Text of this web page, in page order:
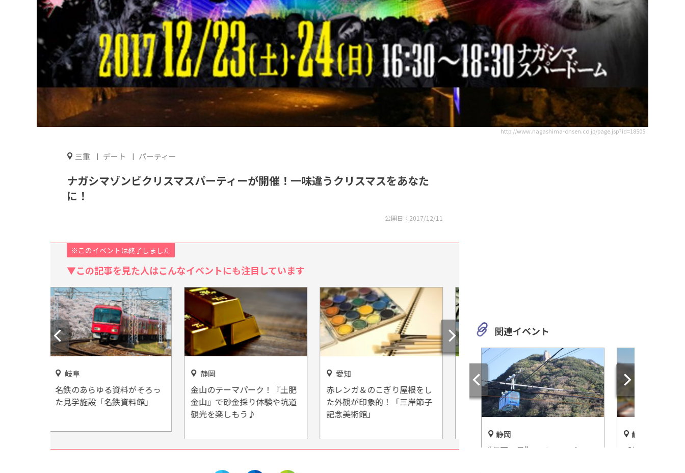
http://www.nagashima-onsen.co.jp/page.jsp?id=18505
三重 デート パーティー
ナガシマゾンビクリスマスパーティーが開催！一味違うクリスマスをあなた
に！
公開日： 2017/12/11
※このイベントは終了しました
▼この記事を見た人はこんなイベントにも注目しています
静岡
金山のテーマパーク！『土肥
金山』で砂金採り体験や坑道
愛知
赤レンガ＆のこぎり屋根をし
た外観が印象的！「三岸節子
記念美術館」
愛知
愛知・一宮市にレンタル撮影
スペース「STUDIO TOKI(ス
タジオ トキ)」オープン
愛知
豊田市のリゾート施設・フォ
レスタヒルズのウォーターパ
ークで遊ぼう！
静岡
「石人の星公園」で
転車を楽しもう★
関連イベント
4月1日から新エリアオープ
“伊豆三景”のひとつ＆パワス
静岡
【峰温泉大噴湯公園】100度
【島田市ばら